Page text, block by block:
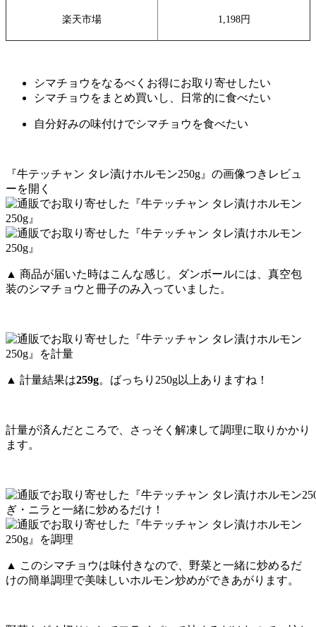
楽天市場 1,198円
シマチョウをなるべくお得にお取り寄せしたい
シマチョウをまとめ買いし、日常的に食べたい
自分好みの味付けでシマチョウを食べたい
『牛テッチャン タレ漬けホルモン250g』の画像つきレビュ
ーを開く
▲ 商品が届いた時はこんな感じ。ダンボールには、真空包
装のシマチョウと冊子のみ入っていました。
▲ 計量結果は259g。ばっちり250g以上ありますね！
計量が済んだところで、さっそく解凍して調理に取りかかり
ます。
ぎ・ニラと一緒に炒めるだけ！
▲ このシマチョウは味付きなので、野菜と一緒に炒めるだ
けの簡単調理で美味しいホルモン炒めができあがります。